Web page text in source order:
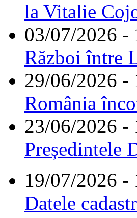
la Vitalie
03/07/2026 -
Război între
29/06/2026 -
România
23/06/2026 -
Președintele
19/07/2026 -
Datele